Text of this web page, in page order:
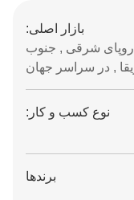
بازار اصلی:
اروپای شرقی , جنوب
, در سراسر جهان
نوع کسب و کار:
برندها